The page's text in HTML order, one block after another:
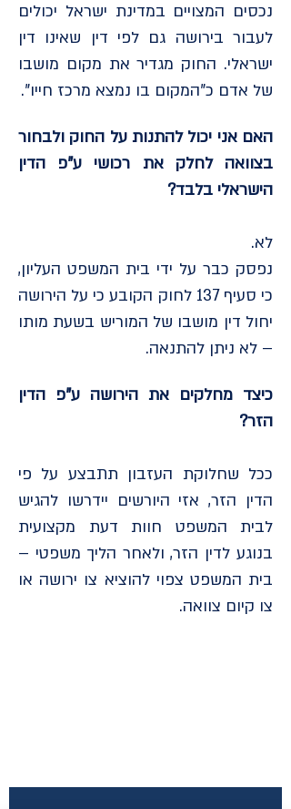
נכסים המצויים במדינת ישראל יכולים
לעבור בירושה גם לפי דין שאינו דין
ישראלי. החוק מגדיר את מקום מושבו
של אדם כ"המקום בו נמצא מרכז חייו".
האם אני יכול להתנות על החוק ולבחור
בצוואה לחלק את רכושי ע"פ הדין
הישראלי בלבד?
לא.
נפסק כבר על ידי בית המשפט העליון,
כי סעיף 137 לחוק הקובע כי על הירושה
יחול דין מושבו של המוריש בשעת מותו
– לא ניתן להתנאה.
כיצד מחלקים את הירושה ע"פ הדין
הזר?
ככל שחלוקת העזבון תתבצע על פי
הדין הזר, אזי היורשים יידרשו להגיש
לבית המשפט חוות דעת מקצועית
בנוגע לדין הזר, ולאחר הליך משפטי –
בית המשפט צפוי להוציא צו ירושה או
צו קיום צוואה.